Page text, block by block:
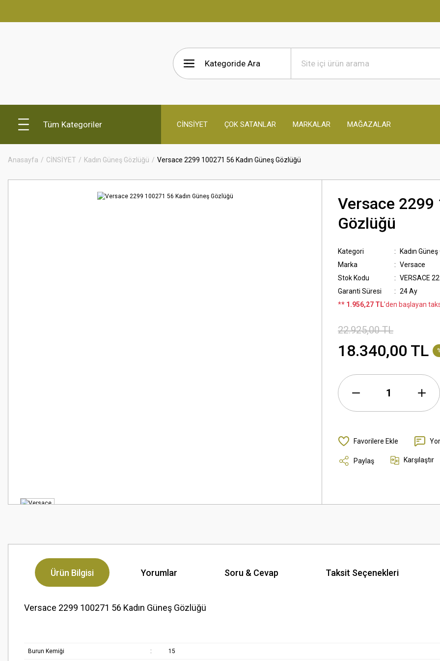
Tüm Kategoriler CİNSİYET ÇOK SATANLAR MARKALAR MAĞAZALAR
Anasayfa CİNSİYET Kadın Güneş Gözlüğü Versace 2299 100271 56 Kadın Güneş Gözlüğü
Versace 2299
Gözlüğü
Kategori
Kadın
Marka
Versace
Stok Kodu
VERSACE
Garanti Süresi
24 Ay
** 1.956,27 TL’den başlayan
22.925,00 TL
18.340,00 TL
Paylaş Karşılaştır
Ürün Bilgisi Yorumlar Soru & Cevap Taksit Seçenekleri
Versace 2299 100271 56 Kadın Güneş Gözlüğü
Burun Kemiği : 15